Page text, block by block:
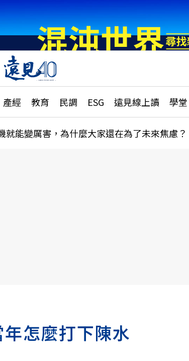
產經 教育 民調 ESG 遠見線上讀 學堂
特輯
大學升學、職涯攻略
縣市施政調查全解析
更多訂閱方案
就能變厲害，為什麼大家還在為了未來焦慮？
怎麼打下陳水